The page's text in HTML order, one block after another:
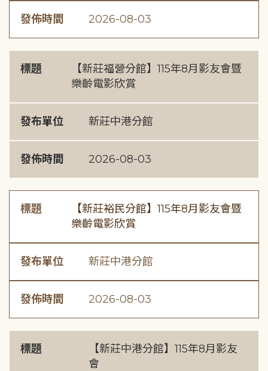
發佈時間 2026-08-03
標題
【新莊福營分館】115年8月影友會暨
樂齡電影欣賞
發布單位 新莊中港分館
發佈時間 2026-08-03
標題
【新莊裕民分館】115年8月影友會暨
樂齡電影欣賞
發布單位 新莊中港分館
發佈時間 2026-08-03
標題
【新莊中港分館】115年8月影友
會